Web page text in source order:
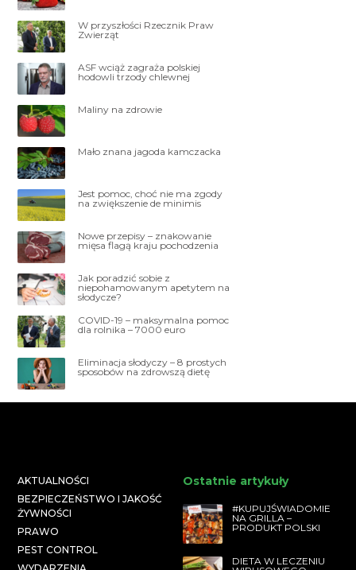
W przyszłości Rzecznik Praw
Zwierząt
ASF wciąż zagraża polskiej
hodowli trzody chlewnej
Maliny na zdrowie
Mało znana jagoda kamczacka
Jest pomoc, choć nie ma zgody
na zwiększenie de minimis
Nowe przepisy – znakowanie
mięsa flagą kraju pochodzenia
Jak poradzić sobie z
niepohamowanym apetytem na
słodycze?
COVID-19 – maksymalna pomoc
dla rolnika – 7000 euro
Eliminacja słodyczy – 8 prostych
sposobów na zdrowszą dietę
AKTUALNOŚCI
BEZPIECZEŃSTWO I JAKOŚĆ
ŻYWNOŚCI
PRAWO
PEST CONTROL
Ostatnie artykuły
#KUPUJŚWIADOMIE
NA GRILLA –
PRODUKT POLSKI
DIETA W LECZENIU